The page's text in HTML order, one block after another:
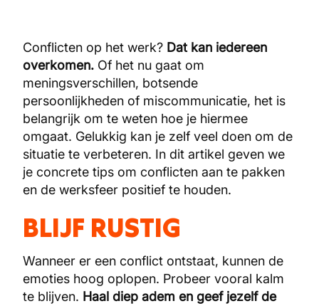
Conflicten op het werk? Dat kan iedereen
overkomen. Of het nu gaat om
meningsverschillen, botsende
persoonlijkheden of miscommunicatie, het is
belangrijk om te weten hoe je hiermee
omgaat. Gelukkig kan je zelf veel doen om de
situatie te verbeteren. In dit artikel geven we
je concrete tips om conflicten aan te pakken
en de werksfeer positief te houden.
BLIJF RUSTIG
Wanneer er een conflict ontstaat, kunnen de
emoties hoog oplopen. Probeer vooral kalm
te blijven. Haal diep adem en geef jezelf de